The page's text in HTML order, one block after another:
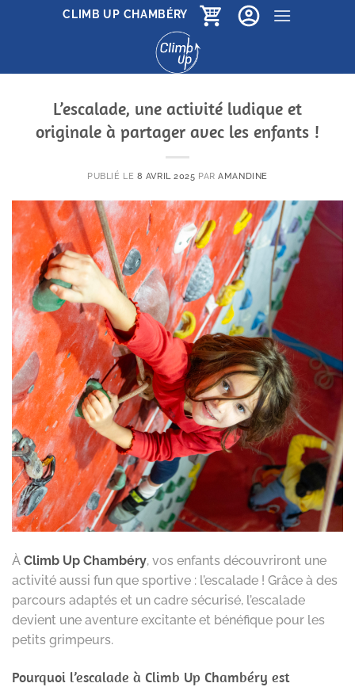
CLIMB UP CHAMBÉRY
L’escalade, une activité ludique et
originale à partager avec les enfants !
PUBLIÉ LE 8 AVRIL 2025 PARAMANDINE
À Climb Up Chambéry, vos enfants découvriront une
activité aussi fun que sportive : l’escalade ! Grâce à des
parcours adaptés et un cadre sécurisé, l’escalade
devient une aventure excitante et bénéfique pour les
petits grimpeurs.
Pourquoi l’escalade à Climb Up Chambéry est